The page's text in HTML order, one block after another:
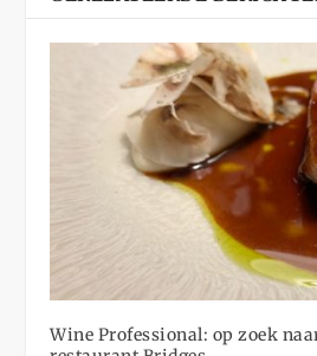
Wine Professional: op zoek